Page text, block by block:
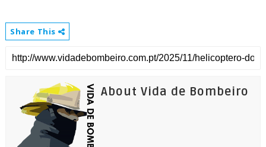
Share This
About Vida de Bombeiro